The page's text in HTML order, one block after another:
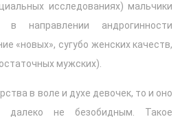
исследованиях) мальчики
в направлении андрогинности
«новых», сугубо женских качеств,
мужских).
в воле и духе девочек, то и оно
далеко не безобидным. Такое